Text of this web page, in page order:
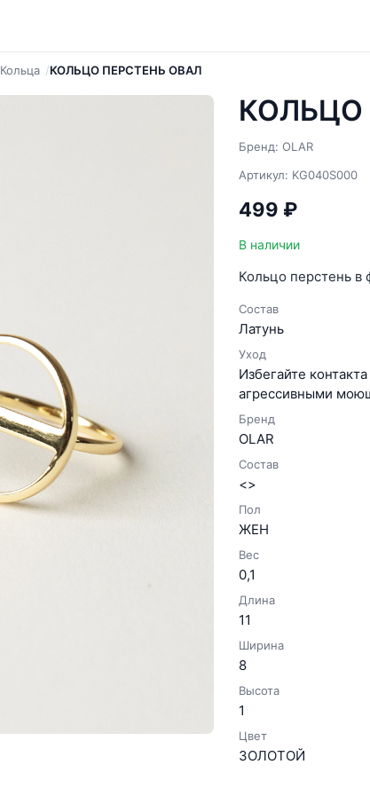
Кольца КОЛЬЦО ПЕРСТЕНЬ ОВАЛ
КОЛЬЦО
Бренд: OLAR
Артикул: KG040S000
499 ₽
В наличии
Кольцо перстень в
Состав
Латунь
Уход
Избегайте
агрессивными
Бренд
OLAR
Состав
<>
Пол
ЖЕН
Вес
0,1
Длина
11
Ширина
8
Высота
1
Цвет
ЗОЛОТОЙ